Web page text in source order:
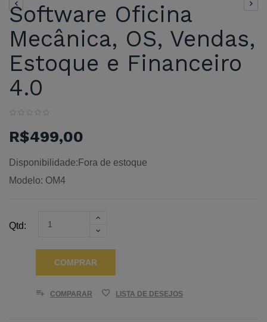
Software Oficina
Mecânica, OS, Vendas,
Estoque e Financeiro
4.0
R$499,00
Disponibilidade:Fora de estoque
Modelo: OM4
Qtd:
COMPRAR
COMPARAR LISTA DE DESEJOS